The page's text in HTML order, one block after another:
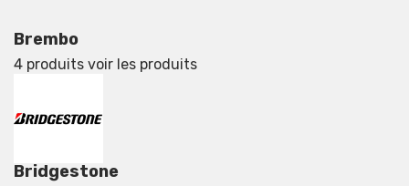
Brembo
4 produits voir les produits
Bridgestone